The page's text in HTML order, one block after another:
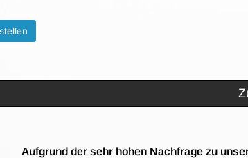
Aufgrund der sehr hohen Nachfrage zu